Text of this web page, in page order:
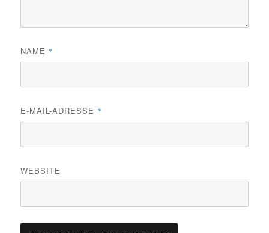
NAME *
E-MAIL-ADRESSE *
WEBSITE